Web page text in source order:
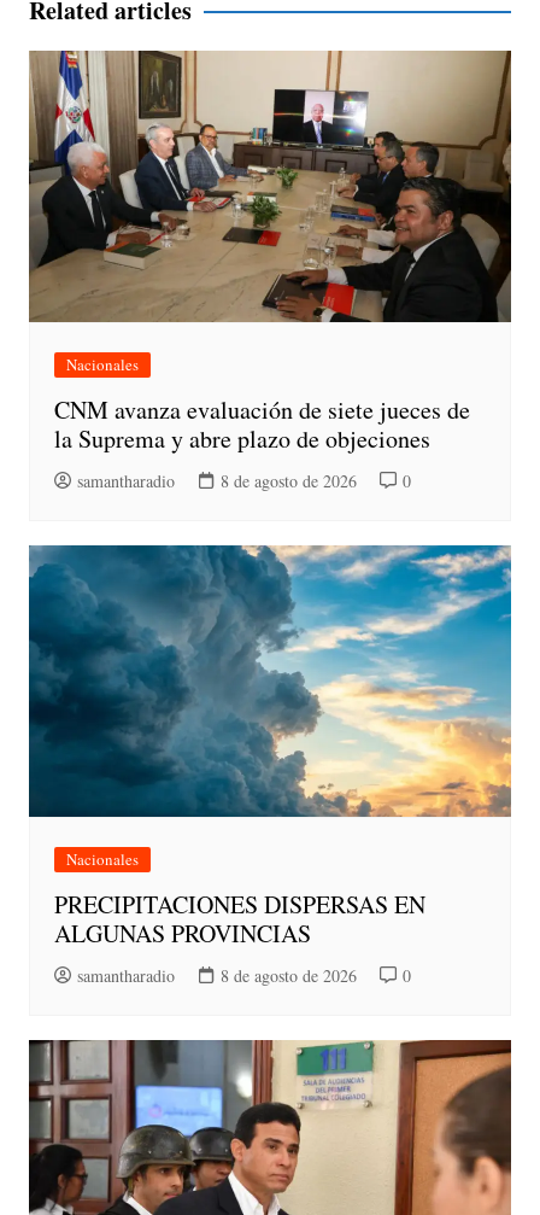
Related articles
Nacionales
CNM avanza evaluación de siete jueces de
la Suprema y abre plazo de objeciones
samantharadio 8 de agosto de 2026 0
Nacionales
PRECIPITACIONES DISPERSAS EN
ALGUNAS PROVINCIAS
samantharadio 8 de agosto de 2026 0